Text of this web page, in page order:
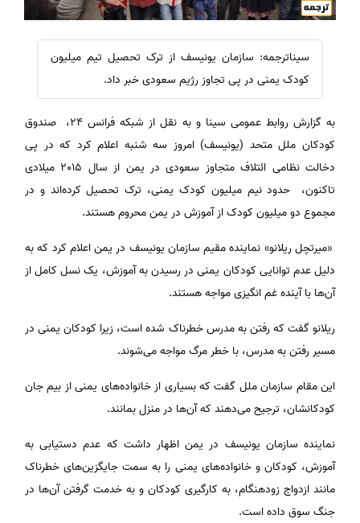
سیناترجمه: سازمان یونیسف از ترک تحصیل تیم میلیون
کودک یمنی در پی تجاوز رژیم سعودی خبر داد.
به گزارش روابط عمومی سینا و به نقل از شبکه فرانس 24، صندوق
کودکان ملل متحد (یونیسف) امروز سه شنبه اعلام کرد که در پی
دخالت نظامی ائتلاف متجاوز سعودی در یمن از سال 2015 میلادی
تاکنون، حدود نیم میلیون کودک یمنی، ترک تحصیل کرده‌اند و در
مجموع دو میلیون کودک از آموزش در یمن محروم هستند.
«میرتچل ریلانو» نماینده مقیم سازمان یونیسف در یمن اعلام کرد که به
دلیل عدم توانایی کودکان یمنی در رسیدن به آموزش، یک نسل کامل از
آن‌ها با آینده غم انگیزی مواجه هستند.
ریلانو گفت که رفتن به مدرس خطرناک شده است، زیرا کودکان یمنی در
مسیر رفتن به مدرس، با خطر مرگ مواجه می‌شوند.
این مقام سازمان ملل گفت که بسیاری از خانواده‌های یمنی از بیم جان
کودکانشان، ترجیح می‌دهند که آن‌ها در منزل بمانند.
نماینده سازمان یونیسف در یمن اظهار داشت که عدم دستیابی به
آموزش، کودکان و خانواده‌های یمنی را به سمت جایگزین‌های خطرناک
مانند ازدواج زودهنگام، به کارگیری کودکان و به خدمت گرفتن آن‌ها در
جنگ سوق داده است.